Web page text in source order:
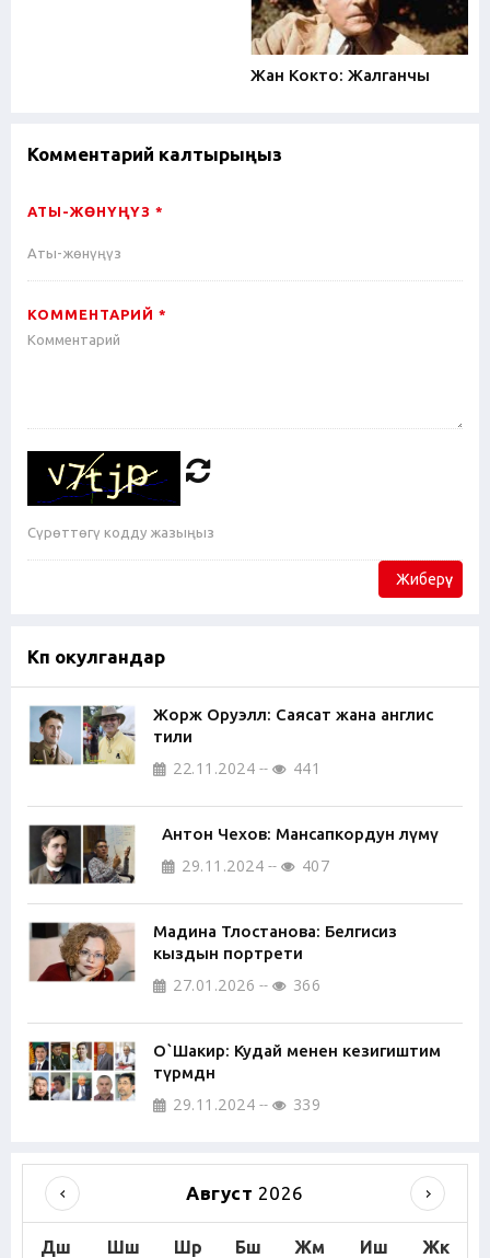
Жан Кокто: Жалганчы
Комментарий калтырыңыз
АТЫ-ЖӨНҮҢҮЗ *
КОММЕНТАРИЙ *
Жиберүү
Көп окулгандар
Жорж Оруэлл: Саясат жана англис
тили
22.11.2024 441
Антон Чехов: Мансапкордун өлүмү
29.11.2024 407
Мадина Тлостанова: Белгисиз
кыздын портрети
27.01.2026 366
О`Шакир: Кудай менен кезигиштим
түрмөдөн
29.11.2024 339
Август 2026
Дш Шш Шр Бш Жм Иш Жк